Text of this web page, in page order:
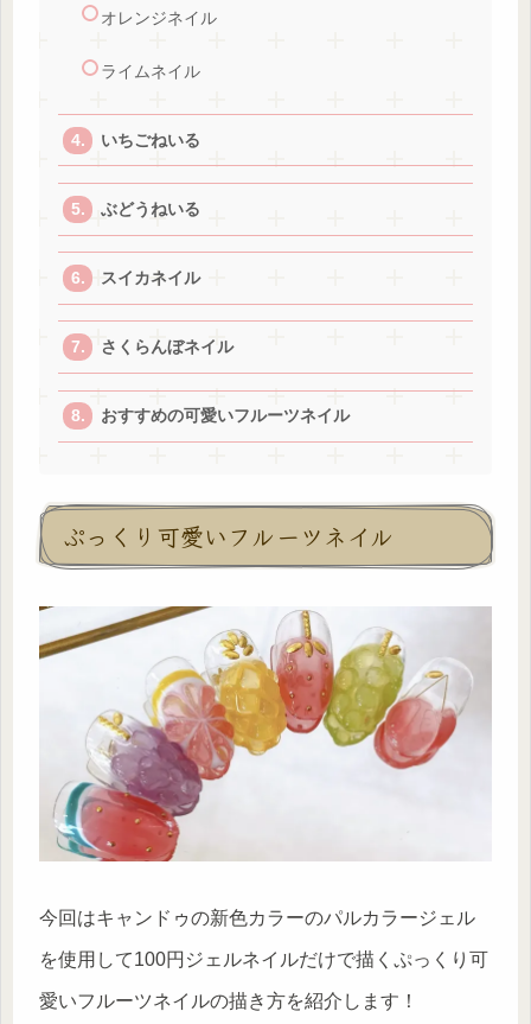
オレンジネイル
ライムネイル
いちごねいる
ぶどうねいる
スイカネイル
さくらんぼネイル
おすすめの可愛いフルーツネイル
ぷっくり可愛いフルーツネイル
今回はキャンドゥの新色カラーのパルカラージェル
を使用して100円ジェルネイルだけで描くぷっくり可
愛いフルーツネイルの描き方を紹介します！